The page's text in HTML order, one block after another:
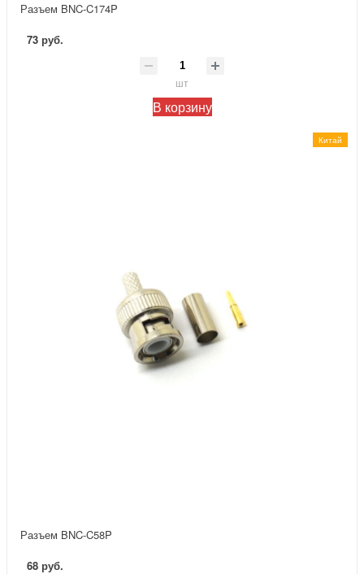
Разъем BNC-C174P
73 руб.
шт
В корзину
Китай
Разъем BNC-C58P
68 руб.